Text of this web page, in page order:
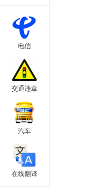
电信
交通违章
汽车
在线翻译